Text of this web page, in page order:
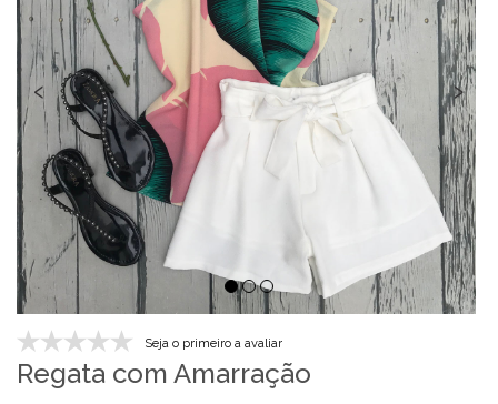
‹ ›
Seja o primeiro a avaliar
Regata com Amarração